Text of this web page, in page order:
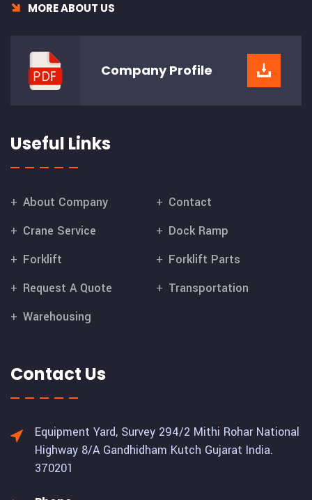
MORE ABOUT US
CompanyProfile
Useful Links
About Company
Contact
Crane Service
Dock Ramp
Forklift
Forklift Parts
Request A Quote
Transportation
Warehousing
Contact Us
Equipment Yard, Survey 294/2 Mithi Rohar National
Highway 8/A Gandhidham Kutch Gujarat India.
370201